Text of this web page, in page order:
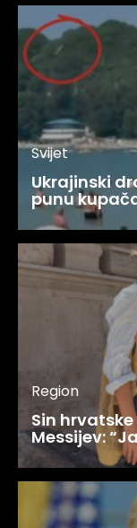
Svijet
Ukrajinski
punu
Region
Sin
Messijev: